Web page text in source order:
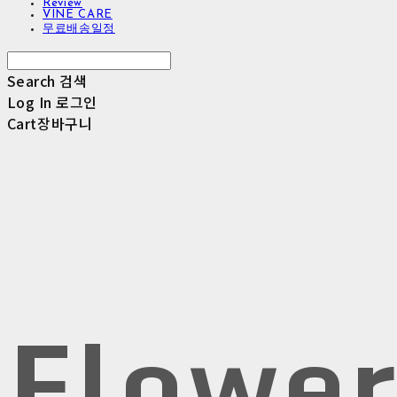
Review
VINE CARE
무료배송일정
Search 검색
Log In 로그인
Cart장바구니